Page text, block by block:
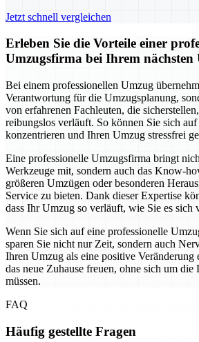
Jetzt schnell vergleichen
Erleben Sie die Vorteile einer
Umzugsfirma bei Ihrem nächsten
Bei einem professionellen Umzug
Verantwortung für die Umzugsplanung,
von erfahrenen Fachleuten, die
reibungslos verläuft. So können Sie sich
konzentrieren und Ihren Umzug stressfrei
Eine professionelle Umzugsfirma bringt
Werkzeuge mit, sondern auch das Know-
größeren Umzügen oder besonderen
Service zu bieten. Dank dieser Expertise
dass Ihr Umzug so verläuft, wie Sie es sich
Wenn Sie sich auf eine professionelle
sparen Sie nicht nur Zeit, sondern auch
Ihren Umzug als eine positive Veränderung
das neue Zuhause freuen, ohne sich um die
müssen.
FAQ
Häufig gestellte Fragen